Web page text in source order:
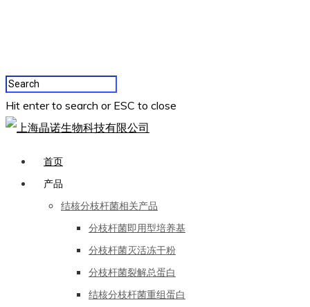
Hit enter to search or ESC to close
首页
产品
结核分枝杆菌相关产品
分枝杆菌即用型培养基
分枝杆菌灭活冻干粉
分枝杆菌裂解总蛋白
结核分枝杆菌重组蛋白